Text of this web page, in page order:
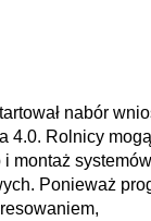
nabór
4.0. Rolnicy
montaż
Ponieważ